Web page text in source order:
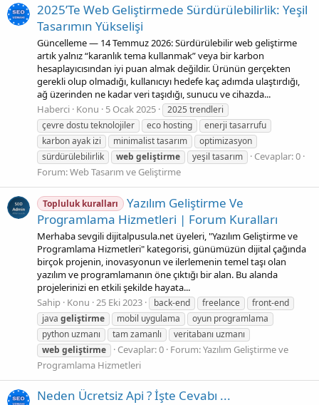
2025’Te Web Geliştirmede Sürdürülebilirlik: Yeşil
Tasarımın Yükselişi
Güncelleme — 14 Temmuz 2026: Sürdürülebilir web geliştirme
artık yalnız “karanlık tema kullanmak” veya bir karbon
hesaplayıcısından iyi puan almak değildir. Ürünün gerçekten
gerekli olup olmadığı, kullanıcıyı hedefe kaç adımda ulaştırdığı,
ağ üzerinden ne kadar veri taşıdığı, sunucu ve cihazda...
Haberci Konu 5 Ocak 2025
2025 trendleri
çevre dostu teknolojiler
eco hosting
enerji tasarrufu
karbon ayak izi
minimalist tasarım
optimizasyon
sürdürülebilirlik
web geliştirme yeşil tasarım
Cevaplar: 0
Forum:Web Tasarım ve Geliştirme
Topluluk kuralları
Yazılım Geliştirme Ve
Programlama Hizmetleri | Forum Kuralları
Merhaba sevgili dijitalpusula.net üyeleri, "Yazılım Geliştirme ve
Programlama Hizmetleri" kategorisi, günümüzün dijital çağında
birçok projenin, inovasyonun ve ilerlemenin temel taşı olan
yazılım ve programlamanın öne çıktığı bir alan. Bu alanda
projelerinizi en etkili şekilde hayata...
Sahip Konu 25 Eki 2023 back-end freelance
front-end
java geliştirme mobil uygulama
oyun programlama
python uzmanı
tam zamanlı
veritabanı uzmanı
web geliştirme Cevaplar: 0 Forum:Yazılım Geliştirme ve
Programlama Hizmetleri
Neden Ücretsiz Api ? İşte Cevabı ...